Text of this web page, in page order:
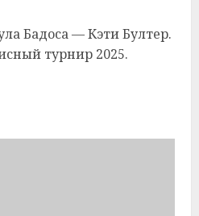
Бадоса — Кэти Бултер.
турнир 2025.